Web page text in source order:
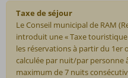
Taxe de séjour
Le Conseil municipal de RAM
introduit une « Taxe
les réservations à partir du 1er
calculée par nuit/par personne
maximum de 7 nuits